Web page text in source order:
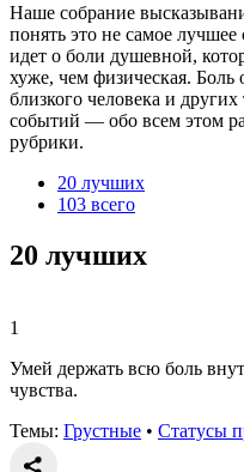
Наше собрание
понять это не самое лучшее
идет о боли душевной,
хуже, чем физическая. Боль
близкого человека и
событий — обо всем этом
рубрики.
20 лучших
103 всего
20 лучших
1
Умей держать всю боль
чувства.
Темы: Грустные • Статусы